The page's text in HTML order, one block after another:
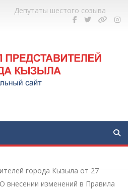
Депутаты шестого созыва
города Кызыла от 27
внесении изменений в Правила